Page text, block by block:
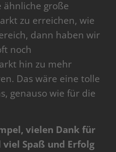
ähnliche große
zu erreichen, wie
dann haben wir
noch
hin zu mehr
Das wäre eine tolle
genauso wie für die
vielen Dank für
Spaß und Erfolg